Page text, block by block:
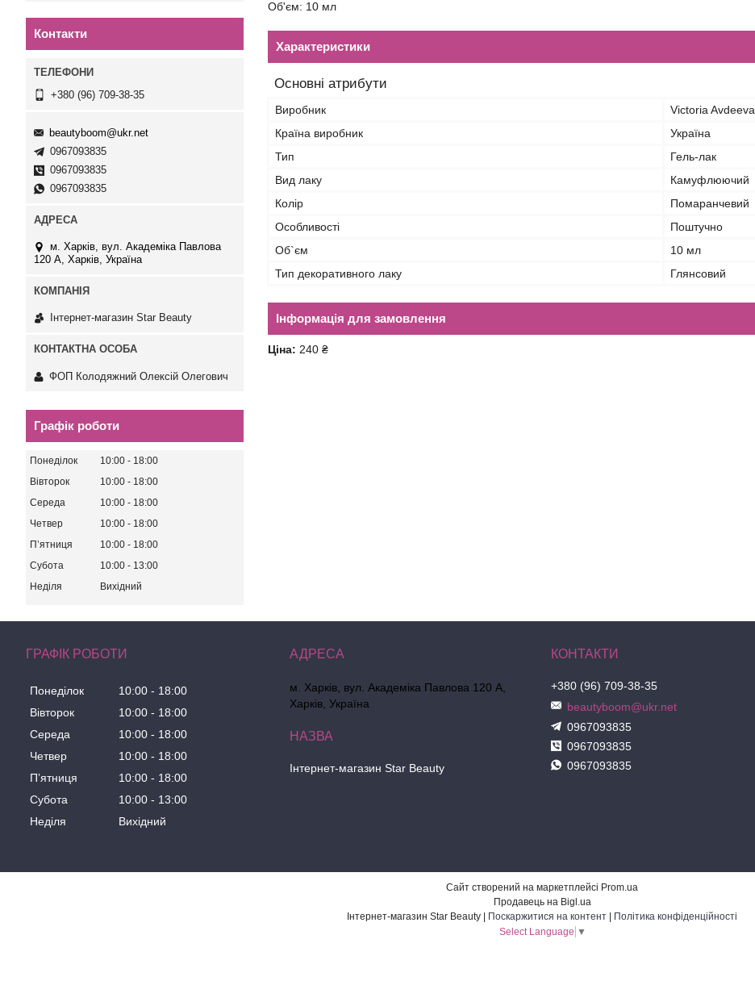
Об'єм: 10 мл
Характеристики
Основні атрибути
Виробник
Victoria Avdeeva
Країна виробник
Україна
Тип
Гель-лак
Вид лаку
Камуфлюючий
Колір
Помаранчевий
Особливості
Поштучно
Об`єм
10 мл
Тип декоративного лаку
Глянсовий
Інформація для замовлення
Ціна: 240 ₴
Контакти
+380 (96) 709-38-35
beautyboom@ukr.net
0967093835
0967093835
0967093835
м. Харків, вул. Академіка Павлова
120 А, Харків, Україна
Інтернет-магазин Star Beauty
ФОП Колодяжний Олексій Олегович
Графік роботи
Понеділок 10:00
18:00
Вівторок
10:00
18:00
Середа
10:00
18:00
Четвер
10:00
18:00
Пʼятниця
10:00
18:00
Субота
10:00
13:00
Неділя
Вихідний
ГРАФІК РОБОТИ
Понеділок 10:00
18:00
Вівторок
10:00
18:00
Середа
10:00
18:00
Четвер
10:00
18:00
Пʼятниця
10:00
18:00
Субота
10:00
13:00
Неділя
Вихідний
м. Харків, вул. Академіка Павлова 120 А,
Харків, Україна
Інтернет-магазин Star Beauty
+380 (96) 709-38-35
beautyboom@ukr.net
0967093835
0967093835
0967093835
Сайт створений на маркетплейсі Prom.ua
Продавець на Bigl.ua
Інтернет-магазин Star Beauty | Поскаржитися на контент | Політика конфіденційності
Select Language ▼